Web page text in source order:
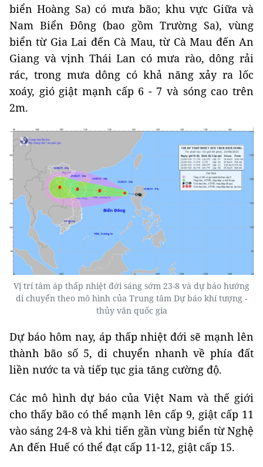
biển Hoàng Sa) có mưa bão; khu vực Giữa và
Nam Biển Đông (bao gồm Trường Sa), vùng
biển từ Gia Lai đến Cà Mau, từ Cà Mau đến An
Giang và vịnh Thái Lan có mưa rào, dông rải
rác, trong mưa dông có khả năng xảy ra lốc
xoáy, gió giật mạnh cấp 6 - 7 và sóng cao trên
2m.
Vị trí tâm áp thấp nhiệt đới sáng sớm 23-8 và dự báo hướng
di chuyển theo mô hình của Trung tâm Dự báo khí tượng -
thủy văn quốc gia
Dự báo hôm nay, áp thấp nhiệt đới sẽ mạnh lên
thành bão số 5, di chuyển nhanh về phía đất
liền nước ta và tiếp tục gia tăng cường độ.
Các mô hình dự báo của Việt Nam và thế giới
cho thấy bão có thể mạnh lên cấp 9, giật cấp 11
vào sáng 24-8 và khi tiến gần vùng biển từ Nghệ
An đến Huế có thể đạt cấp 11-12, giật cấp 15.